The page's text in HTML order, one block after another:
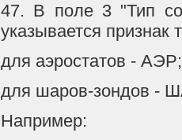
47. В поле 3 "Тип
указывается признак
для аэростатов - АЭР;
для шаров-зондов -
Например: